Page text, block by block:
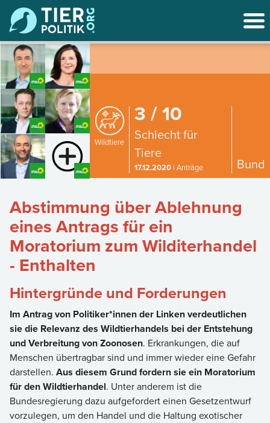
Wildtiere
3 / 10
Schlecht für
Tiere
17.12.2020 | Anträge Bund
Abstimmung über Ablehnung
eines Antrags für ein
Moratorium zum Wilditerhandel
- Enthalten
Hintergründe und Forderungen
Im Antrag von Politiker*innen der Linken verdeutlichen
sie die Relevanz des Wildtierhandels bei der Entstehung
und Verbreitung von Zoonosen. Erkrankungen, die auf
Menschen übertragbar sind und immer wieder eine Gefahr
darstellen. Aus diesem Grund fordern sie ein Moratorium
für den Wildtierhandel. Unter anderem ist die
Bundesregierung dazu aufgefordert einen Gesetzentwurf
vorzulegen, um den Handel und die Haltung exotischer